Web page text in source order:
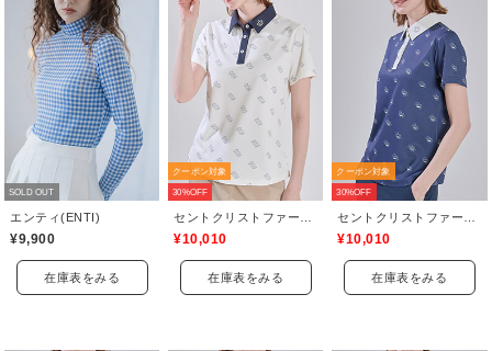
SOLD OUT
エンティ(ENTI)
¥9,900
在庫表をみる
クーポン対象
30%OFF
¥10,010
在庫表をみる
クーポン対象
30%OFF
¥10,010
在庫表をみる